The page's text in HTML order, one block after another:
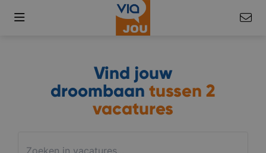
Vind jouw
droombaan tussen 2
vacatures